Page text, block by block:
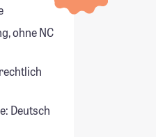
ohne NC
Deutsch